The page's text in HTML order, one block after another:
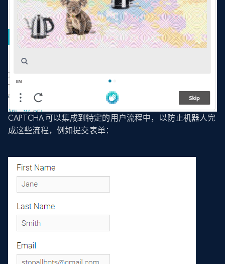
CAPTCHA 可以集成到特定的用户流程中，以防止机器人完
成这些流程，例如提交表单：